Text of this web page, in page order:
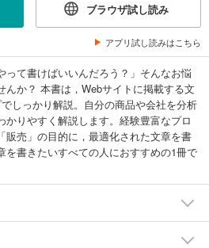
ブラウザ試し読み
アプリ試し読みはこちら
って書けばいいんだろう？」そんなお悩
んか？ 本書は，Webサイトに掲載する文
しっかり解説。自分の商品や会社を分析
りやすく解説します。経験豊富なプロ
販売」の目的に，最適化された文章を書
を書きたいすべての人におすすめの1冊で